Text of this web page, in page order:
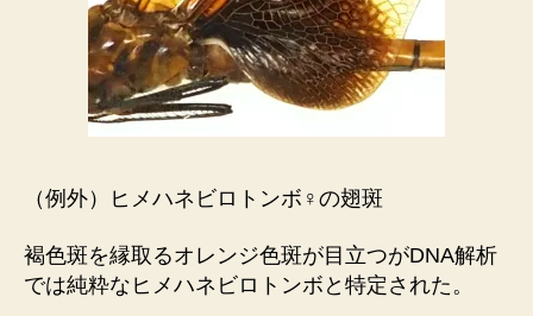
（例外）ヒメハネビロトンボ♀の翅斑
褐色斑を縁取るオレンジ色斑が目立つがDNA解析
では純粋なヒメハネビロトンボと特定された。